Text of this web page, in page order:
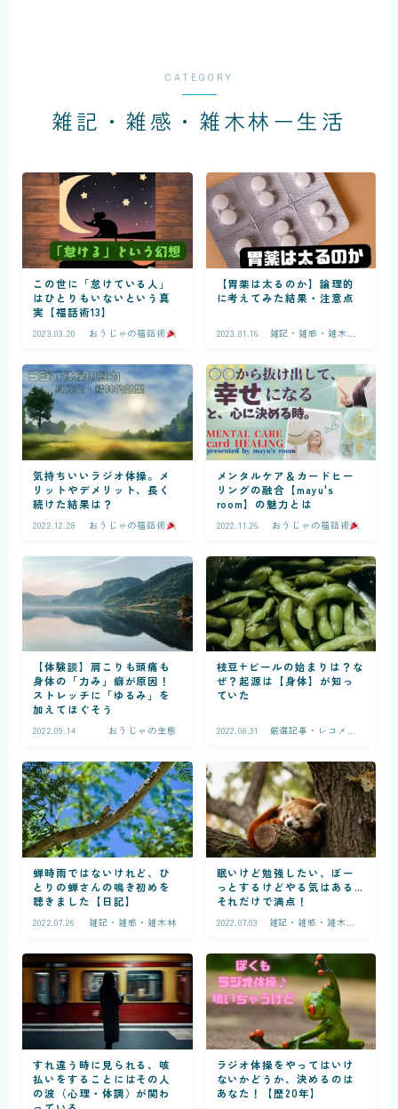
CATEGORY
雑記・雑感・雑木林ー生活
この世に「怠けている人」
はひとりもいないという真
実【福話術13】
2023.03.20 おうじゃの福話術
【胃薬は太るのか】論理的
に考えてみた結果・注意点
2023.01.16
雑記・雑感・雑木林
気持ちいいラジオ体操。メ
リットやデメリット、長く
続けた結果は？
2022.12.28 おうじゃの福話術
メンタルケア＆カードヒー
リングの融合【mayu's
room】の魅力とは
2022.11.26 おうじゃの福話術
【体験談】肩こりも頭痛も
身体の「力み」癖が原因！
ストレッチに「ゆるみ」を
加えてほぐそう
2022.09.14 おうじゃの生態
枝豆+ビールの始まりは？な
ぜ？起源は【身体】が知っ
ていた
2022.08.31
厳選記事・レコメン
蝉時雨ではないけれど、ひ
とりの蝉さんの鳴き初めを
聴きました【日記】
2022.07.26 雑記・雑感・雑木林
眠いけど勉強したい、ぼー
っとするけどやる気はある…
それだけで満点！
2022.07.03
雑記・雑感・雑木林
すれ違う時に見られる、咳
払いをすることにはその人
の波（心理・体調）が関わ
ラジオ体操をやってはいけ
ないかどうか、決めるのは
あなた！【歴20年】